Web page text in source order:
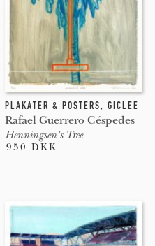
,INDGRAVERING
PLAKATER & POSTERS, GICLEE
Rafael Guerrero Céspedes
Henningsen's Tree
950 DKK